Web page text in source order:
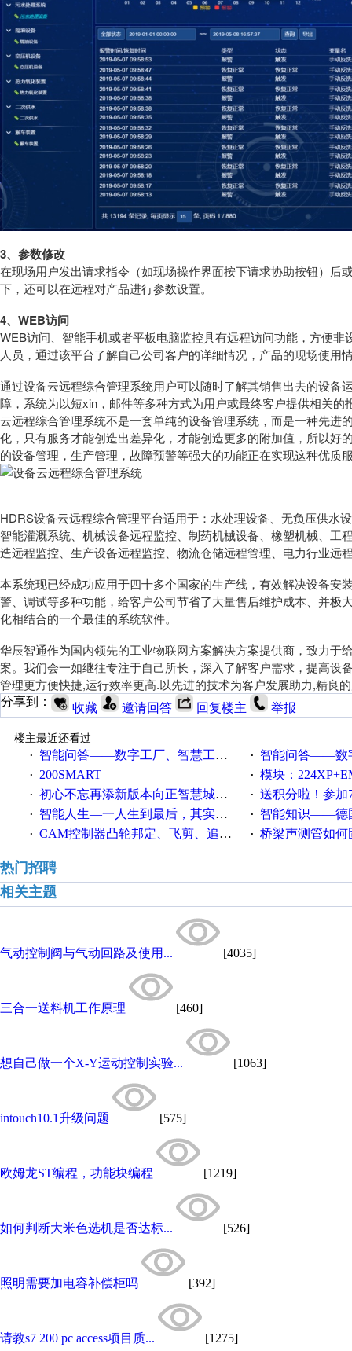
3、参数修改
在现场用户发出请求指令（如现场操作界面按下请求协助按钮）
下，还可以在远程对产品进行参数设置。
4、WEB访问
WEB访问、智能手机或者平板电脑监控具有远程访问功能，方便
人员，通过该平台了解自己公司客户的详细情况，产品的现场使用
通过设备云远程综合管理系统用户可以随时了解其销售出去的设
障，系统为以短xin，邮件等多种方式为用户或最终客户提供相关
云远程综合管理系统不是一套单纯的设备管理系统，而是一种先
化，只有服务才能创造出差异化，才能创造更多的附加值，所以
的设备管理，生产管理，故障预警等强大的功能正在实现这种优质
HDRS设备云远程综合管理平台适用于：水处理设备、无负压供水
智能灌溉系统、机械设备远程监控、制药机械设备、橡塑机械、
造远程监控、生产设备远程监控、物流仓储远程管理、电力行业远
本系统现已经成功应用于四十多个国家的生产线，有效解决设备
警、调试等多种功能，给客户公司节省了大量售后维护成本、并
化相结合的一个最佳的系统软件。
华辰智通作为国内领先的工业物联网方案解决方案提供商，致力
案。我们会一如继往专注于自己所长，深入了解客户需求，提高
管理更方便快捷,运行效率更高.以先进的技术为客户发展助力,精良
分享到： 收藏 邀请回答 回复楼主 举报
楼主最近还看过
·
智能问答——数字工厂、智慧工厂和智能制造三者的区别是什么？ · 智能问答——数字化工厂与
· 200SMART · 模块：
· 初心不忘再添新版本向正智慧城市云展厅3.0版亮相 · 送积分啦！参加7月6日
· 智能人生—一人生到最后，其实拼的都是人品 · 智能知识——德国工业崛起
· CAM控制器凸轮邦定、飞剪、追剪等C功能块 · 桥梁声测管如何固
热门招聘
相关主题
气动控制阀与气动回路及使用... [4035]
三合一送料机工作原理 [460]
想自己做一个X-Y运动控制实验... [1063]
intouch10.1升级问题 [575]
欧姆龙ST编程，功能块编程 [1219]
如何判断大米色选机是否达标... [526]
照明需要加电容补偿柜吗 [392]
请教s7 200 pc access项目质... [1275]